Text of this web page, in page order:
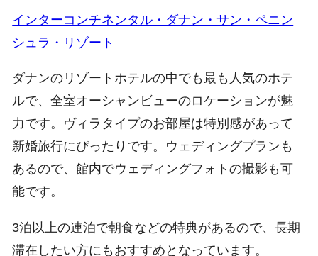
インターコンチネンタル・ダナン・サン・ペニン
シュラ・リゾート
ダナンのリゾートホテルの中でも最も人気のホテ
ルで、全室オーシャンビューのロケーションが魅
力です。ヴィラタイプのお部屋は特別感があって
新婚旅行にぴったりです。ウェディングプランも
あるので、館内でウェディングフォトの撮影も可
能です。
3泊以上の連泊で朝食などの特典があるので、長期
滞在したい方にもおすすめとなっています。